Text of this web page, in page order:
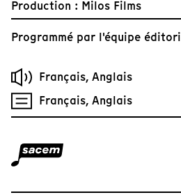
Production : Milos Films
Programmé par l'équipe
Français, Anglais
Français, Anglais